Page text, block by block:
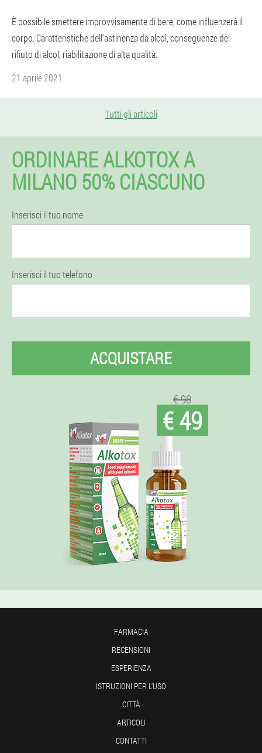
È possibile smettere improvvisamente di bere, come influenzerà il
corpo. Caratteristiche dell'astinenza da alcol, conseguenze del
rifiuto di alcol, riabilitazione di alta qualità.
21 aprile 2021
Tutti gli articoli
ORDINARE ALKOTOX A
MILANO 50% CIASCUNO
Inserisci il tuo nome
Inserisci il tuo telefono
ACQUISTARE
€ 98
€ 49
FARMACIA
RECENSIONI
ESPERIENZA
ISTRUZIONI PER L'USO
CITTÀ
ARTICOLI
CONTATTI